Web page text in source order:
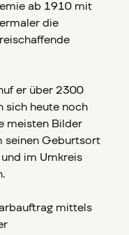
ab 1910 mit
die
er über 2300
sich heute noch
meisten Bilder
seinen Geburtsort
im Umkreis
mittels